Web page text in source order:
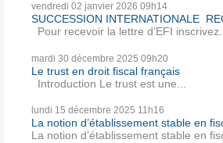
vendredi 02 janvier 2026 09h14
SUCCESSION INTERNATIONALE
Pour recevoir la lettre d’EFI
mardi 30 décembre 2025 09h20
Le trust en droit fiscal français
Introduction Le trust est une...
lundi 15 décembre 2025 11h16
La notion d’établissement stable en
La notion d’établissement stable en